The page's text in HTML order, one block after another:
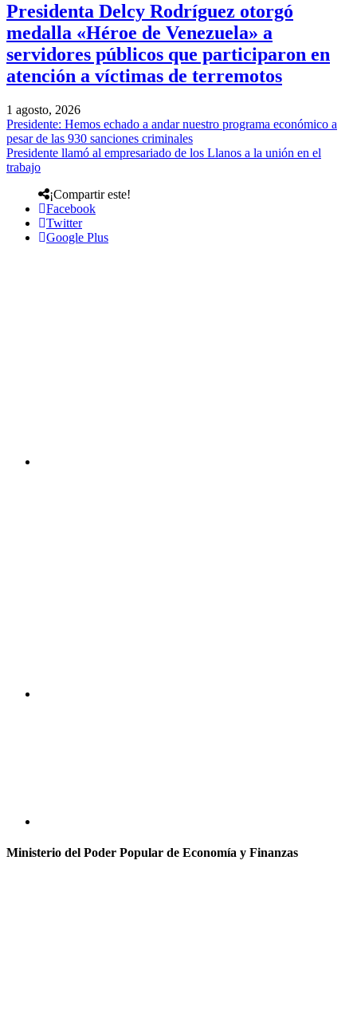
Presidenta Delcy Rodríguez otorgó
medalla «Héroe de Venezuela» a
servidores públicos que participaron en
atención a víctimas de terremotos
1 agosto, 2026
Presidente: Hemos echado a andar nuestro programa económico a
pesar de las 930 sanciones criminales
Presidente llamó al empresariado de los Llanos a la unión en el
trabajo
¡Compartir este!
Facebook
Twitter
Google Plus
Ministerio del Poder Popular de Economía y Finanzas